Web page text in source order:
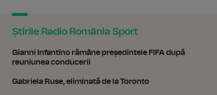
Știrile Radio România Sport
Gianni Infantino rămâne președintele FIFA după
reuniunea conducerii
Gabriela Ruse, eliminată de la Toronto